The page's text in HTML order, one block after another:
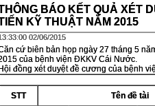
BÁO KẾT QUẢ XÉT
KỸ THUẬT NĂM 2015
02/06/2015
cứ biên bản họp ngày 27 tháng 5
của bệnh viện ĐKKV Cái Nước.
Hội đồng xét duyệt đề cương của bệnh
STT
Tên đề tài